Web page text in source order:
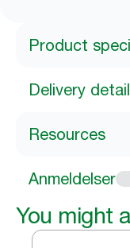
Product
Delivery
Resources
Anmeldelser
You might